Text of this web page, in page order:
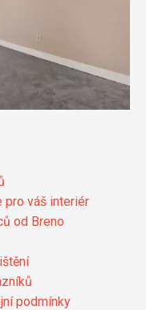
pro váš interiér
od Breno
podmínky